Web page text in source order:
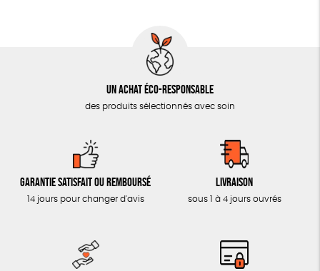
CUISINE / NUTRITION
ACCESSOIRES
Un achat éco-responsable
des produits sélectionnés avec soin
Garantie satisfait ou remboursé
14 jours pour changer d'avis
Livraison
sous 1 à 4 jours ouvrés